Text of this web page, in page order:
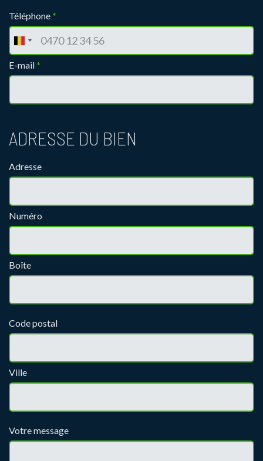
Téléphone *
E-mail *
ADRESSE DU BIEN
Adresse
Numéro
Boîte
Code postal
Ville
Votre message